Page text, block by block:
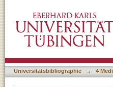
Universitätsbibliographie → 4